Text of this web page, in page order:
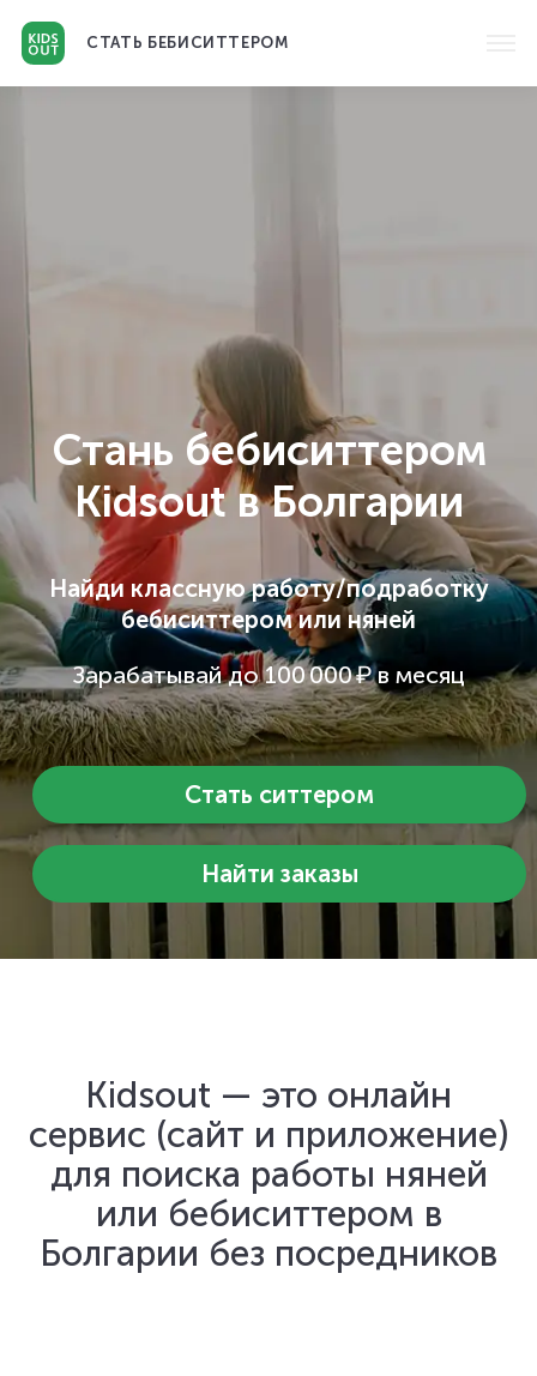
СТАТЬ БЕБИСИТТЕРОМ
Стань бебиситтером
Kidsout в Болгарии
Найди классную работу/подработку
бебиситтером или няней
Зарабатывай до 100 000 ₽ в месяц
Стать ситтером
Найти заказы
Kidsout — это онлайн
сервис (сайт и приложение)
для поиска работы няней
или бебиситтером в
Болгарии без посредников